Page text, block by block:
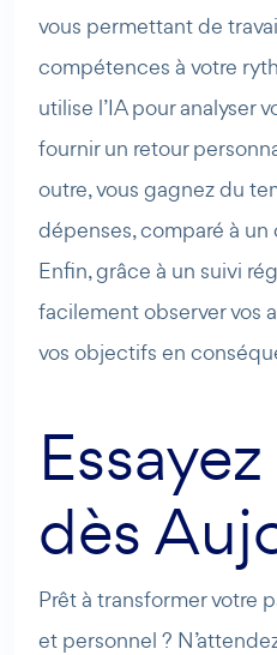
vous permettant de
compétences à votre
utilise l’IA pour analyser
fournir un retour
outre, vous gagnez du
dépenses, comparé à
Enfin, grâce à un suivi
facilement observer vos
vos objectifs en
dès
Prêt à transformer votre
et personnel ?